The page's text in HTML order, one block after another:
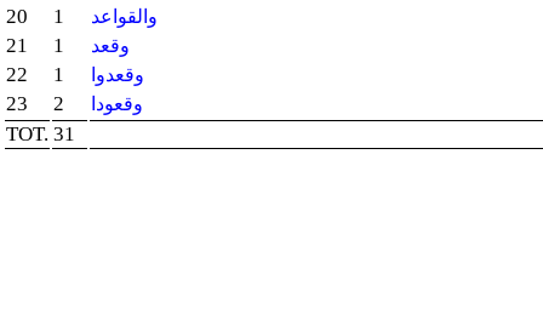
20 1 والقواعد
21 1 وقعد
22 1 وقعدوا
23 2 وقعودا
TOT. 31